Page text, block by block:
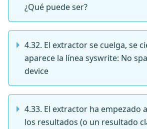
¿Qué puede ser?
4.32. El extractor se cuelga, se
aparece la línea syswrite: No
device
4.33. El extractor ha empezado
los resultados (o un resultado